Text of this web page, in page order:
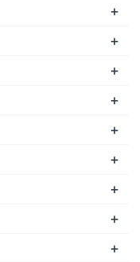
+
+
+
+
+
+
+
+
+